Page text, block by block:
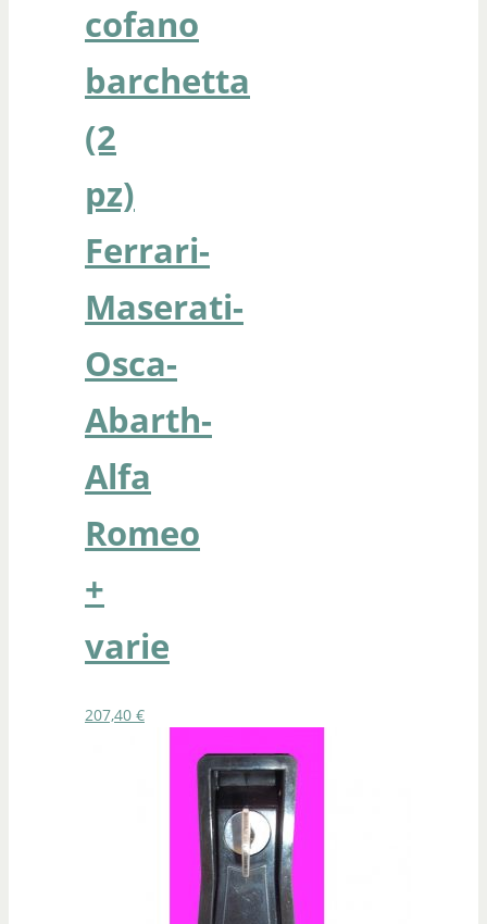
cofano
barchetta
(2
pz)
Ferrari-
Maserati-
Osca-
Abarth-
Alfa
Romeo
+
varie
207,40 €